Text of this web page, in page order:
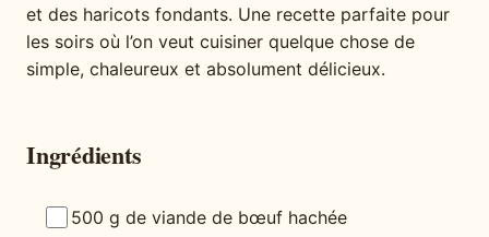
et des haricots fondants. Une recette parfaite pour
les soirs où l’on veut cuisiner quelque chose de
simple, chaleureux et absolument délicieux.
Ingrédients
500 g de viande de bœuf hachée